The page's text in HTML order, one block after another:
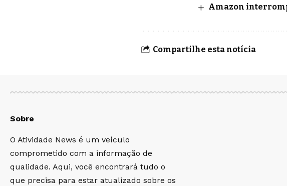
Amazon
Compartilhe esta notícia
Sobre
O Atividade News é um veículo
comprometido com a informação de
qualidade. Aqui, você encontrará tudo o
que precisa para estar atualizado sobre os